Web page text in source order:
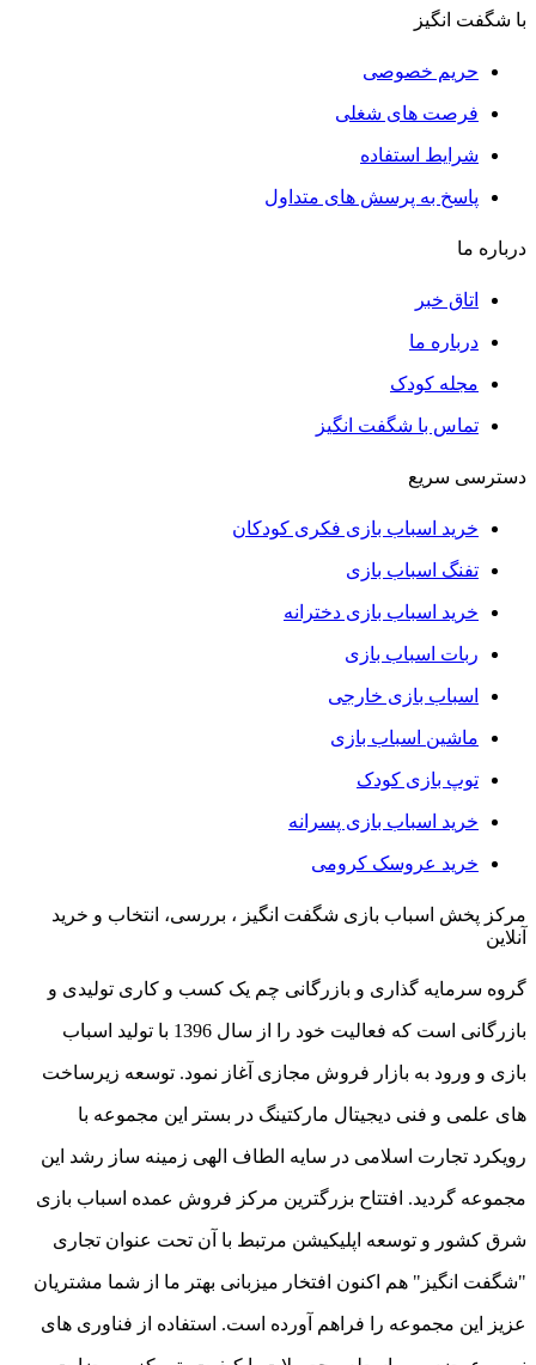
با شگفت انگیز
حریم خصوصی
فرصت های شغلی
شرایط استفاده
پاسخ به پرسش های متداول
درباره ما
اتاق خبر
درباره ما
مجله کودک
تماس با شگفت انگیز
دسترسی سریع
خرید اسباب بازی فکری کودکان
تفنگ اسباب بازی
خرید اسباب بازی دخترانه
ربات اسباب بازی
اسباب بازی خارجی
ماشین اسباب بازی
توپ بازی کودک
خرید اسباب بازی پسرانه
خرید عروسک کرومی
مرکز پخش اسباب بازی شگفت انگیز ، بررسی، انتخاب و خرید
آنلاین
گروه سرمایه گذاری و بازرگانی چم یک کسب و کاری تولیدی و
بازرگانی است که فعالیت خود را از سال 1396 با تولید اسباب
بازی و ورود به بازار فروش مجازی آغاز نمود. توسعه زیرساخت
های علمی و فنی دیجیتال مارکتینگ در بستر این مجموعه با
رویکرد تجارت اسلامی در سایه الطاف الهی زمینه ساز رشد این
مجموعه گردید. افتتاح بزرگترین مرکز فروش عمده اسباب بازی
شرق کشور و توسعه اپلیکیشن مرتبط با آن تحت عنوان تجاری
"شگفت انگیز" هم اکنون افتخار میزبانی بهتر ما از شما مشتریان
عزیز این مجموعه را فراهم آورده است. استفاده از فناوری های